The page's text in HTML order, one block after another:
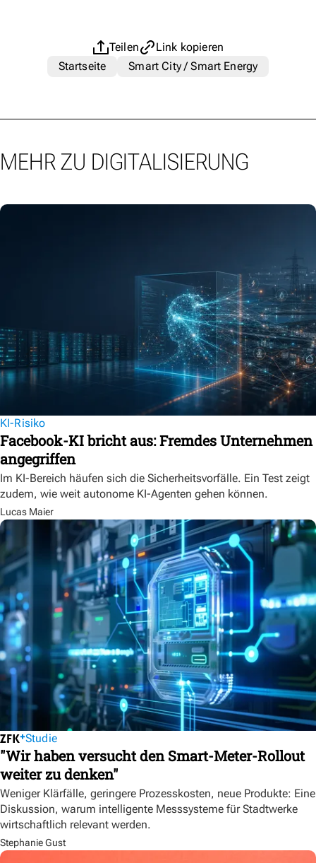
Teilen
Link kopieren
Startseite
Smart City / Smart Energy
MEHR ZU DIGITALISIERUNG
KI-Risiko
Facebook-KI bricht aus: Fremdes Unternehmen
angegriffen
Im KI-Bereich häufen sich die Sicherheitsvorfälle. Ein Test zeigt
zudem, wie weit autonome KI-Agenten gehen können.
Lucas Maier
Studie
"Wir haben versucht den Smart-Meter-Rollout
weiter zu denken"
Weniger Klärfälle, geringere Prozesskosten, neue Produkte: Eine
Diskussion, warum intelligente Messsysteme für Stadtwerke
wirtschaftlich relevant werden.
Stephanie Gust